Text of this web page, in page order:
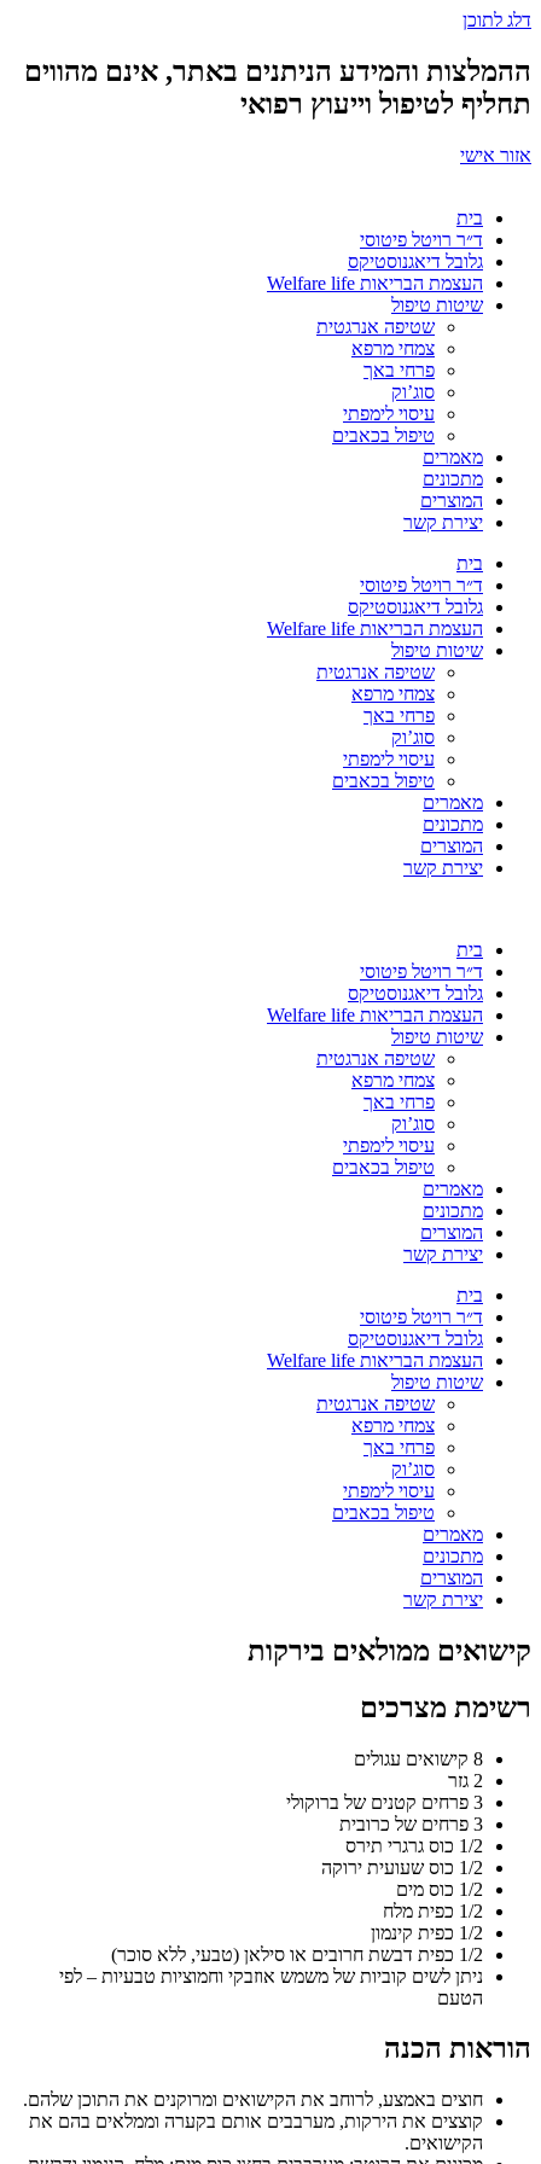
דלג לתוכן
ההמלצות והמידע הניתנים באתר, אינם מהווים
תחליף לטיפול וייעוץ רפואי
אזור אישי
בית
ד״ר רויטל פיטוסי
גלובל דיאגנוסטיקס
העצמת הבריאות Welfare life
שיטות טיפול
שטיפה אנרגטית
צמחי מרפא
פרחי באך
סוג’וק
עיסוי לימפתי
טיפול בכאבים
מאמרים
מתכונים
המוצרים
יצירת קשר
בית
ד״ר רויטל פיטוסי
גלובל דיאגנוסטיקס
העצמת הבריאות Welfare life
שיטות טיפול
שטיפה אנרגטית
צמחי מרפא
פרחי באך
סוג’וק
עיסוי לימפתי
טיפול בכאבים
מאמרים
מתכונים
המוצרים
יצירת קשר
בית
ד״ר רויטל פיטוסי
גלובל דיאגנוסטיקס
העצמת הבריאות Welfare life
שיטות טיפול
שטיפה אנרגטית
צמחי מרפא
פרחי באך
סוג’וק
עיסוי לימפתי
טיפול בכאבים
מאמרים
מתכונים
המוצרים
יצירת קשר
בית
ד״ר רויטל פיטוסי
גלובל דיאגנוסטיקס
העצמת הבריאות Welfare life
שיטות טיפול
שטיפה אנרגטית
צמחי מרפא
פרחי באך
סוג’וק
עיסוי לימפתי
טיפול בכאבים
מאמרים
מתכונים
המוצרים
יצירת קשר
קישואים ממולאים בירקות
רשימת מצרכים
8 קישואים עגולים
2 גזר
3 פרחים קטנים של ברוקולי
3 פרחים של כרובית
1/2 כוס גרגרי תירס
1/2 כוס שעועית ירוקה
1/2 כוס מים
1/2 כפית מלח
1/2 כפית קינמון
1/2 כפית דבשת חרובים או סילאן (טבעי, ללא סוכר)
ניתן לשים קוביות של משמש אוזבקי וחמוציות טבעיות – לפי
הטעם
הוראות הכנה
חוצים באמצע, לרוחב את הקישואים ומרוקנים את התוכן שלהם.
קוצצים את הירקות, מערבבים אותם בקערה וממלאים בהם את
הקישואים.